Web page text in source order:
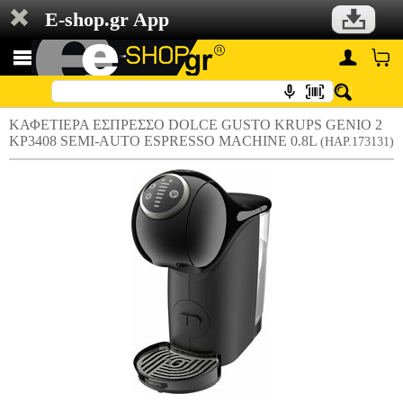
E-shop.gr App
ΚΑΦΕΤΙΕΡΑ ΕΣΠΡΕΣΣΟ DOLCE GUSTO KRUPS GENIO 2
KP3408 SEMI-AUTO ESPRESSO MACHINE 0.8L (HAP.173131)